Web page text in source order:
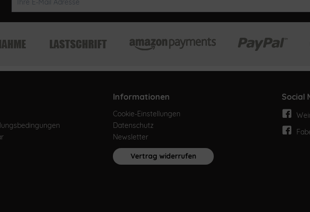
Informationen
Cookie-Einstellungen
Datenschutz
Newsletter
Vertrag widerrufen
Social